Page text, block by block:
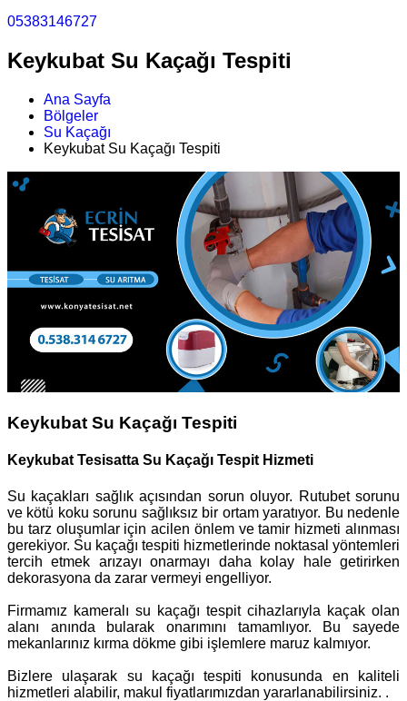
05383146727
Keykubat Su Kaçağı Tespiti
Ana Sayfa
Bölgeler
Su Kaçağı
Keykubat Su Kaçağı Tespiti
Keykubat Su Kaçağı Tespiti
Keykubat Tesisatta Su Kaçağı Tespit Hizmeti
Su kaçakları sağlık açısından sorun oluyor. Rutubet sorunu
ve kötü koku sorunu sağlıksız bir ortam yaratıyor. Bu nedenle
bu tarz oluşumlar için acilen önlem ve tamir hizmeti alınması
gerekiyor. Su kaçağı tespiti hizmetlerinde noktasal yöntemleri
tercih etmek arızayı onarmayı daha kolay hale getirirken
dekorasyona da zarar vermeyi engelliyor.
Firmamız kameralı su kaçağı tespit cihazlarıyla kaçak olan
alanı anında bularak onarımını tamamlıyor. Bu sayede
mekanlarınız kırma dökme gibi işlemlere maruz kalmıyor.
Bizlere ulaşarak su kaçağı tespiti konusunda en kaliteli
hizmetleri alabilir, makul fiyatlarımızdan yararlanabilirsiniz. .